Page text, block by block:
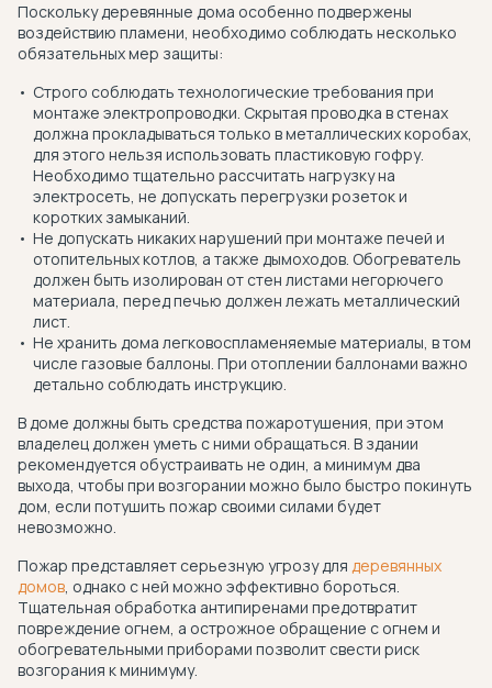
Поскольку деревянные дома особенно подвержены
воздействию пламени, необходимо соблюдать несколько
обязательных мер защиты:
Строго соблюдать технологические требования при
монтаже электропроводки. Скрытая проводка в стенах
должна прокладываться только в металлических коробах,
для этого нельзя использовать пластиковую гофру.
Необходимо тщательно рассчитать нагрузку на
электросеть, не допускать перегрузки розеток и
коротких замыканий.
Не допускать никаких нарушений при монтаже печей и
отопительных котлов, а также дымоходов. Обогреватель
должен быть изолирован от стен листами негорючего
материала, перед печью должен лежать металлический
лист.
Не хранить дома легковоспламеняемые материалы, в том
числе газовые баллоны. При отоплении баллонами важно
детально соблюдать инструкцию.
В доме должны быть средства пожаротушения, при этом
владелец должен уметь с ними обращаться. В здании
рекомендуется обустраивать не один, а минимум два
выхода, чтобы при возгорании можно было быстро покинуть
дом, если потушить пожар своими силами будет
невозможно.
Пожар представляет серьезную угрозу для деревянных
домов, однако с ней можно эффективно бороться.
Тщательная обработка антипиренами предотвратит
повреждение огнем, а острожное обращение с огнем и
обогревательными приборами позволит свести риск
возгорания к минимуму.